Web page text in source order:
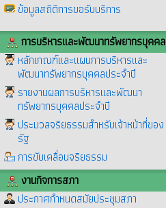
ข้อมูลสถิติการขอรับบริการ
การบริหารและพัฒนาทรัพยากรบุคคล
หลักเกณฑ์และแผนการบริหารและ
พัฒนาทรัพยากรบุคคลประจำปี
รายงานผลการบริหารและพัฒนา
ทรัพยากรบุคคลประจำปี
ประมวลจริยธรรมสำหรับเจ้าหน้าที่ของ
รัฐ
การขับเคลื่อนจริยธรรม
งานกิจการสภา
ประกาศกำหนดสมัยประชุมสภา